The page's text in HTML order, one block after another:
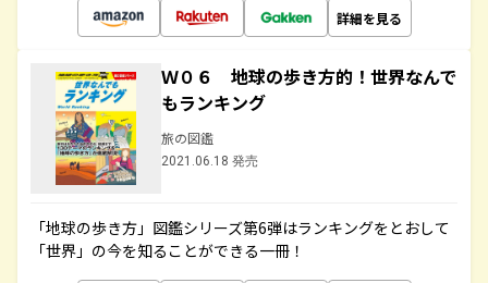
詳細を見る
Ｗ０６ 地球の歩き方的！世界なんで
もランキング
旅の図鑑
2021.06.18 発売
「地球の歩き方」図鑑シリーズ第6弾はランキングをとおして
「世界」の今を知ることができる一冊！